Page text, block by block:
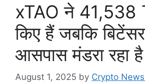
xTAO ने 41,538
किए हैं जबकि
आसपास मंडरा रहा है
August 1, 2025 by Crypto